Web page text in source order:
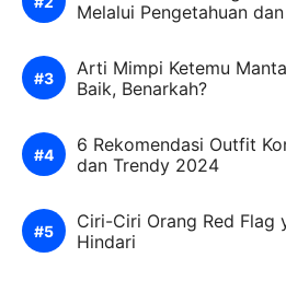
Melalui Pengetahuan
Arti Mimpi Ketemu
Baik, Benarkah?
6 Rekomendasi Outfit
dan Trendy 2024
Ciri-Ciri Orang Red Flag
Hindari